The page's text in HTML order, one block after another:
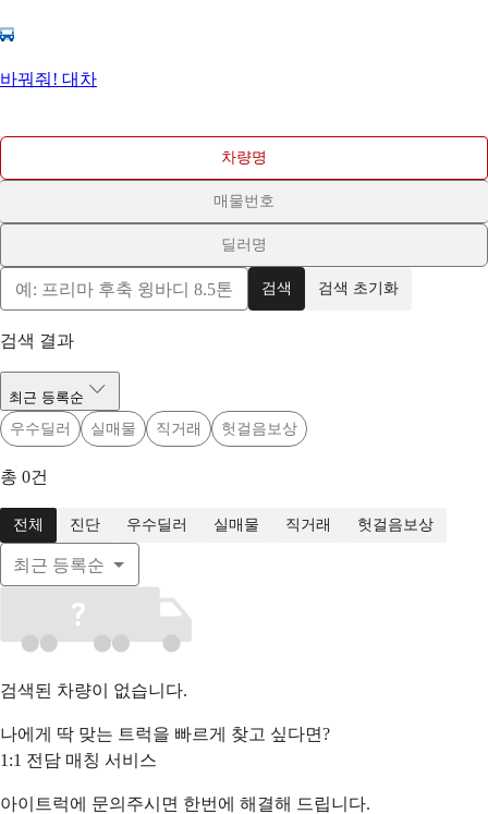
바꿔줘! 대차
차량명
매물번호
딜러명
검색 검색 초기화
검색 결과
최근 등록순
우수딜러
실매물 직거래 헛걸음보상
총 0건
전체 진단 우수딜러 실매물 직거래 헛걸음보상
최근 등록순
검색된 차량이 없습니다.
나에게 딱 맞는 트럭을 빠르게 찾고 싶다면?
1:1 전담 매칭 서비스
아이트럭에 문의주시면 한번에 해결해 드립니다.